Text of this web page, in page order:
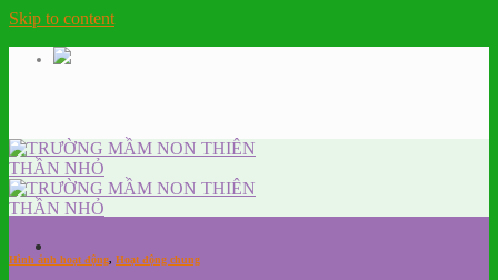
Skip to content
Hình ảnh hoạt động, Hoạt động chung